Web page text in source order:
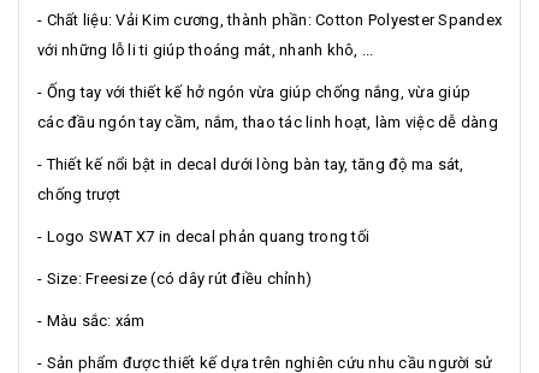
- Chất liệu: Vải Kim cương, thành phần: Cotton Polyester Spandex
với những lỗ li ti giúp thoáng mát, nhanh khô, ...
- Ống tay với thiết kế hở ngón vừa giúp chống nắng, vừa giúp
các đầu ngón tay cầm, nắm, thao tác linh hoạt, làm việc dễ dàng
- Thiết kế nổi bật in decal dưới lòng bàn tay, tăng độ ma sát,
chống trượt
- Logo SWAT X7 in decal phản quang trong tối
- Size: Freesize (có dây rút điều chỉnh)
- Màu sắc: xám
- Sản phẩm được thiết kế dựa trên nghiên cứu nhu cầu người sử